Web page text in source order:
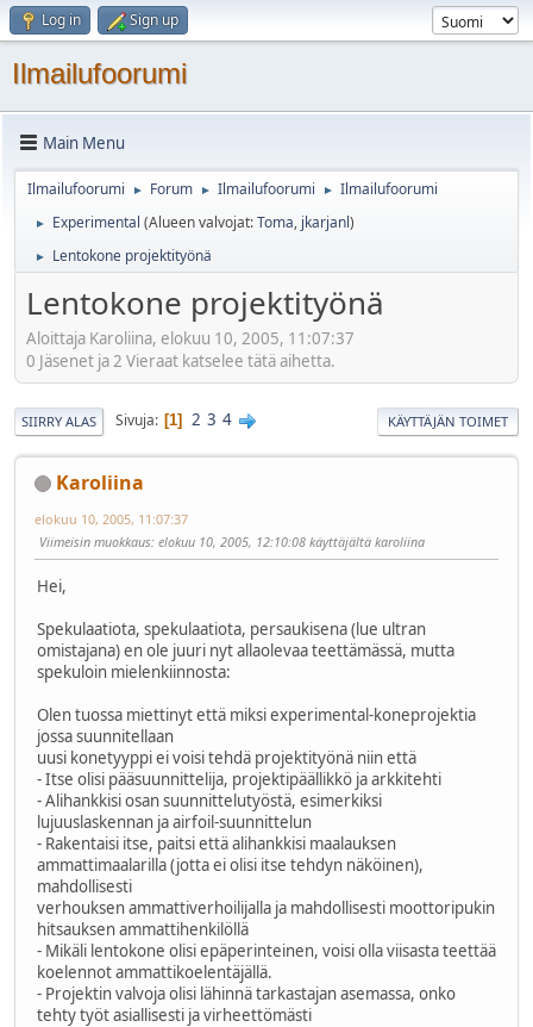
Log in Sign up
Ilmailufoorumi
Main Menu
Ilmailufoorumi ► Forum ► Ilmailufoorumi ► Ilmailufoorumi
► Experimental (Alueen valvojat:Toma, jkarjanl)
► Lentokone projektityönä
Lentokone projektityönä
Aloittaja Karoliina, elokuu 10, 2005, 11:07:37
0 Jäsenet ja 2 Vieraat katselee tätä aihetta.
SIIRRY ALAS Sivuja 1 2 3 4 KÄYTTÄJÄN TOIMET
Karoliina
elokuu 10, 2005, 11:07:37
Viimeisin muokkaus: elokuu 10, 2005, 12:10:08 käyttäjältä karoliina
Hei,
Spekulaatiota, spekulaatiota, persaukisena (lue ultran
omistajana) en ole juuri nyt allaolevaa teettämässä, mutta
spekuloin mielenkiinnosta:
Olen tuossa miettinyt että miksi experimental-koneprojektia
jossa suunnitellaan
uusi konetyyppi ei voisi tehdä projektityönä niin että
- Itse olisi pääsuunnittelija, projektipäällikkö ja arkkitehti
- Alihankkisi osan suunnittelutyöstä, esimerkiksi
lujuuslaskennan ja airfoil-suunnittelun
- Rakentaisi itse, paitsi että alihankkisi maalauksen
ammattimaalarilla (jotta ei olisi itse tehdyn näköinen),
mahdollisesti
verhouksen ammattiverhoilijalla ja mahdollisesti moottoripukin
hitsauksen ammattihenkilöllä
- Mikäli lentokone olisi epäperinteinen, voisi olla viisasta teettää
koelennot ammattikoelentäjällä.
- Projektin valvoja olisi lähinnä tarkastajan asemassa, onko
tehty työt asiallisesti ja virheettömästi